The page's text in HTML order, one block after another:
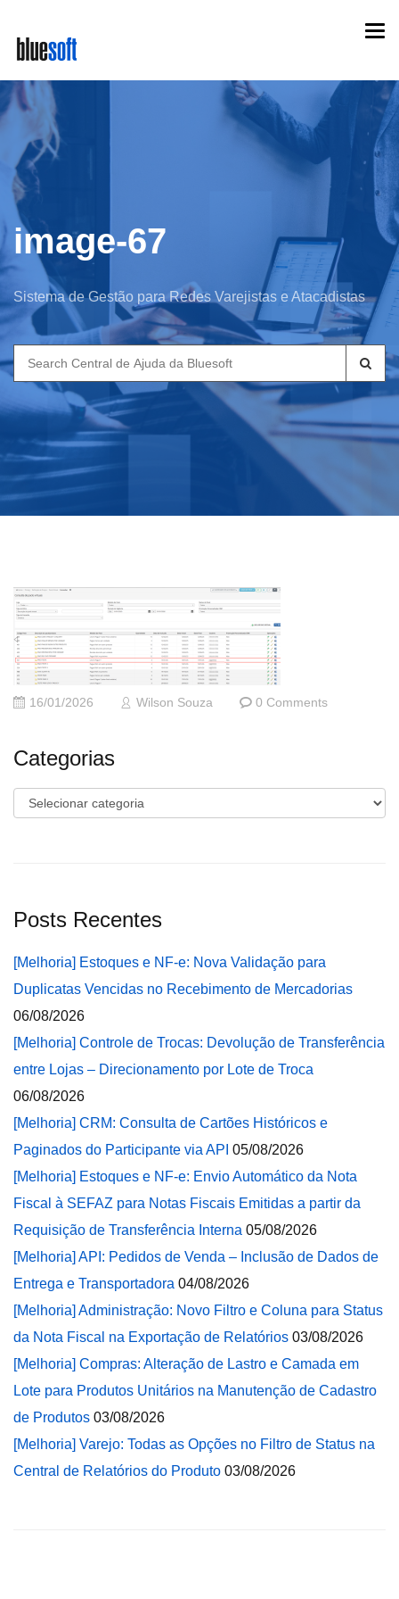
main
content
image-67
Sistema de Gestão para Redes Varejistas e Atacadistas
Search
for:
16/01/2026 Wilson Souza 0 Comments
Categorias
Categorias
Posts Recentes
[Melhoria] Estoques e NF-e: Nova Validação para
Duplicatas Vencidas no Recebimento de Mercadorias
06/08/2026
[Melhoria] Controle de Trocas: Devolução de Transferência
entre Lojas – Direcionamento por Lote de Troca
06/08/2026
[Melhoria] CRM: Consulta de Cartões Históricos e
Paginados do Participante via API 05/08/2026
[Melhoria] Estoques e NF-e: Envio Automático da Nota
Fiscal à SEFAZ para Notas Fiscais Emitidas a partir da
Requisição de Transferência Interna 05/08/2026
[Melhoria] API: Pedidos de Venda – Inclusão de Dados de
Entrega e Transportadora 04/08/2026
[Melhoria] Administração: Novo Filtro e Coluna para Status
da Nota Fiscal na Exportação de Relatórios 03/08/2026
[Melhoria] Compras: Alteração de Lastro e Camada em
Lote para Produtos Unitários na Manutenção de Cadastro
de Produtos 03/08/2026
[Melhoria] Varejo: Todas as Opções no Filtro de Status na
Central de Relatórios do Produto 03/08/2026